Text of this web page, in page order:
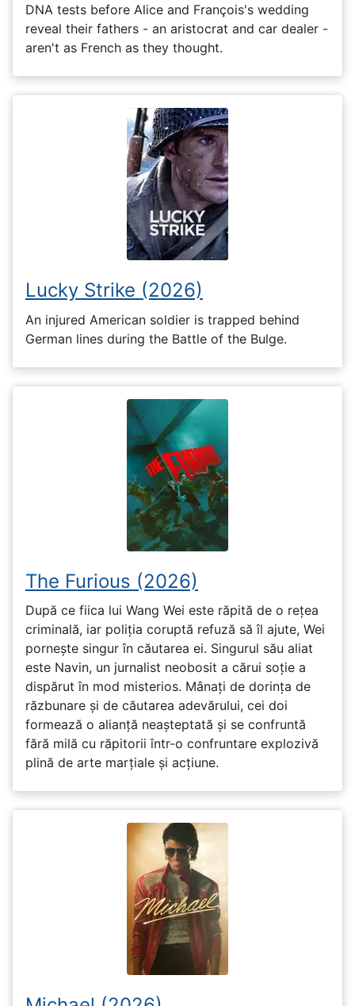
DNA tests before Alice and François's wedding
reveal their fathers - an aristocrat and car dealer -
aren't as French as they thought.
Lucky Strike (2026)
An injured American soldier is trapped behind
German lines during the Battle of the Bulge.
The Furious (2026)
După ce fiica lui Wang Wei este răpită de o rețea
criminală, iar poliția coruptă refuză să îl ajute, Wei
pornește singur în căutarea ei. Singurul său aliat
este Navin, un jurnalist neobosit a cărui soție a
dispărut în mod misterios. Mânați de dorința de
răzbunare și de căutarea adevărului, cei doi
formează o alianță neașteptată și se confruntă
fără milă cu răpitorii într-o confruntare explozivă
plină de arte marțiale și acțiune.